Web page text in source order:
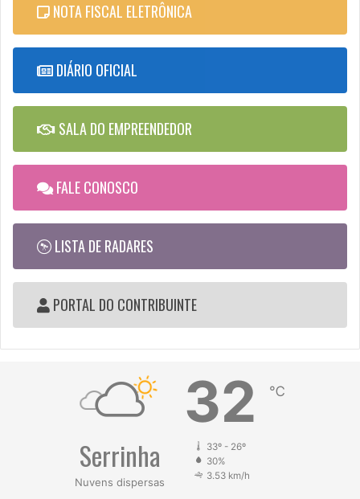
NOTA FISCAL ELETRÔNICA
DIÁRIO OFICIAL
SALA DO EMPREENDEDOR
FALE CONOSCO
LISTA DE RADARES
PORTAL DO CONTRIBUINTE
Serrinha
Nuvens dispersas
32 ℃
33º - 26º
30%
3.53 km/h